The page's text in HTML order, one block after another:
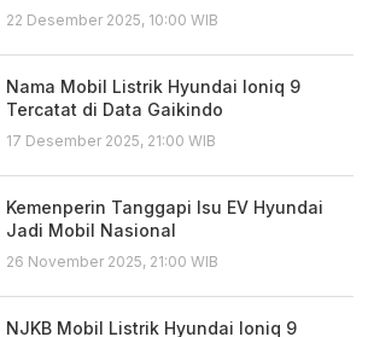
22 Desember 2025, 10:00 WIB
Nama Mobil Listrik Hyundai Ioniq 9
Tercatat di Data Gaikindo
17 Desember 2025, 21:00 WIB
Kemenperin Tanggapi Isu EV Hyundai
Jadi Mobil Nasional
26 November 2025, 21:00 WIB
NJKB Mobil Listrik Hyundai Ioniq 9